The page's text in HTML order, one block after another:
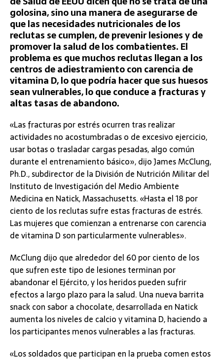
golosina, sino una manera de asegurarse de
que las necesidades nutricionales de los
reclutas se cumplen, de prevenir lesiones y de
promover la salud de los combatientes. El
problema es que muchos reclutas llegan a los
centros de adiestramiento con carencia de
vitamina D, lo que podría hacer que sus huesos
sean vulnerables, lo que conduce a fracturas y
altas tasas de abandono.
«Las fracturas por estrés ocurren tras realizar
actividades no acostumbradas o de excesivo ejercicio,
usar botas o trasladar cargas pesadas, algo común
durante el entrenamiento básico», dijo James McClung,
Ph.D., subdirector de la División de Nutrición Militar del
Instituto de Investigación del Medio Ambiente
Medicina en Natick, Massachusetts. «Hasta el 18 por
ciento de los reclutas sufre estas fracturas de estrés.
Las mujeres que comienzan a entrenarse con carencia
de vitamina D son particularmente vulnerables».
McClung dijo que alrededor del 60 por ciento de los
que sufren este tipo de lesiones terminan por
abandonar el Ejército, y los heridos pueden sufrir
efectos a largo plazo para la salud. Una nueva barrita
snack con sabor a chocolate, desarrollada en Natick
aumenta los niveles de calcio y vitamina D, haciendo a
los participantes menos vulnerables a las fracturas.
«Los soldados que participan en la prueba comen estos